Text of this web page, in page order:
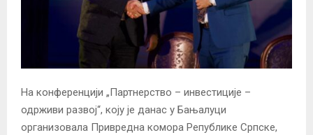
На конференцији „Партнерство – инвестиције –
одрживи развој“, коју је данас у Бањалуци
организовала Привредна комора Републике Српске,